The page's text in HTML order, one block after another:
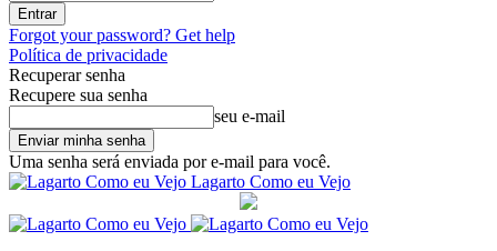
Forgot your password? Get help
Política de privacidade
Recuperar senha
Recupere sua senha
seu e-mail
Uma senha será enviada por e-mail para você.
Lagarto Como eu Vejo